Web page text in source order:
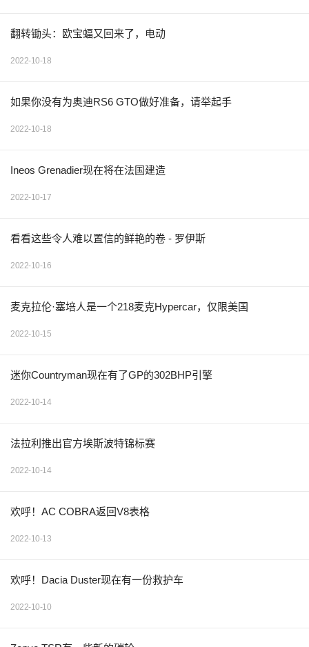
翻转锄头：欧宝蝠又回来了，电动
2022-10-18
如果你没有为奥迪RS6 GTO做好准备，请举起手
2022-10-18
Ineos Grenadier现在将在法国建造
2022-10-17
看看这些令人难以置信的鲜艳的卷 - 罗伊斯
2022-10-16
麦克拉伦·塞培人是一个218麦克Hypercar，仅限美国
2022-10-15
迷你Countryman现在有了GP的302BHP引擎
2022-10-14
法拉利推出官方埃斯波特锦标赛
2022-10-14
欢呼！AC COBRA返回V8表格
2022-10-13
欢呼！Dacia Duster现在有一份救护车
2022-10-10